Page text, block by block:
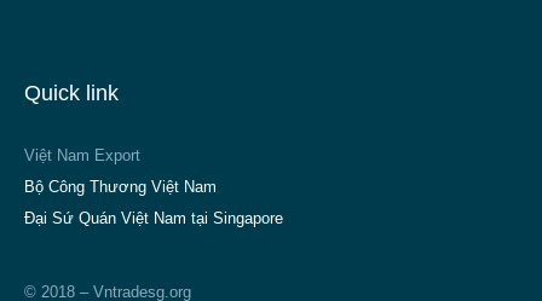
Quick link
Việt Nam Export
Bộ Công Thương Việt Nam
Đại Sứ Quán Việt Nam tại Singapore
© 2018 – Vntradesg.org